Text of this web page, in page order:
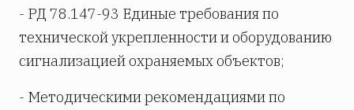
- РД 78.147-93 Единые требования по
технической укрепленности и оборудованию
сигнализацией охраняемых объектов;
- Методическими рекомендациями по